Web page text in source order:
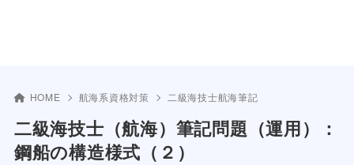
HOME 航海系資格対策 二級海技士航海筆記
二級海技士（航海）筆記問題（運用）：
鋼船の構造様式（２）